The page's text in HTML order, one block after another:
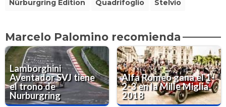
Nürburgring Edition Quadrifoglio Stelvio
Marcelo Palomino recomienda
Lamborghini
Aventador SVJ tiene
el trono de
Nurburgring
Alfa Romeo gana el 1-
2-3 en la Mille Miglia
2018